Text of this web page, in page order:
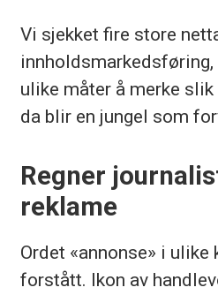
Vi sjekket fire store
ulike måter å merke
da blir en jungel som
Regner
reklame
Ordet «annonse» i
forstått. Ikon av